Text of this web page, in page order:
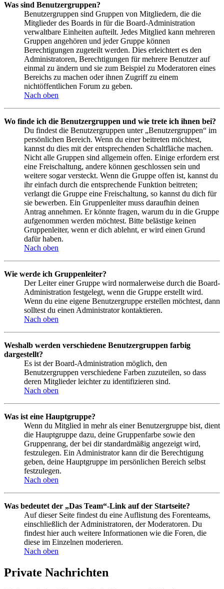
Was sind Benutzergruppen?
Benutzergruppen sind Gruppen von Mitgliedern, die die
Mitglieder des Boards in für die Board-Administration
verwaltbare Einheiten aufteilt. Jedes Mitglied kann mehreren
Gruppen angehören und jeder Gruppe können
Berechtigungen zugeteilt werden. Dies erleichtert es den
Administratoren, Berechtigungen für mehrere Benutzer auf
einmal zu ändern und sie zum Beispiel zu Moderatoren eines
Bereichs zu machen oder ihnen Zugriff zu einem
nichtöffentlichen Forum zu geben.
Nach oben
Wo finde ich die Benutzergruppen und wie trete ich ihnen bei?
Du findest die Benutzergruppen unter „Benutzergruppen“ im
persönlichen Bereich. Wenn du einer beitreten möchtest,
kannst du dies mit der entsprechenden Schaltfläche machen.
Nicht alle Gruppen sind allgemein offen. Einige erfordern erst
eine Freischaltung, andere können geschlossen sein und
weitere sogar versteckt. Wenn die Gruppe offen ist, kannst du
ihr einfach durch die entsprechende Funktion beitreten;
verlangt die Gruppe eine Freischaltung, so kannst du dich für
sie bewerben. Ein Gruppenleiter muss daraufhin deinen
Antrag annehmen. Er könnte fragen, warum du in die Gruppe
aufgenommen werden möchtest. Bitte belästige keinen
Gruppenleiter, wenn er dich ablehnt, er wird einen Grund
dafür haben.
Nach oben
Wie werde ich Gruppenleiter?
Der Leiter einer Gruppe wird normalerweise durch die Board-
Administration festgelegt, wenn die Gruppe erstellt wird.
Wenn du eine eigene Benutzergruppe erstellen möchtest, dann
solltest du einen Administrator kontaktieren.
Nach oben
Weshalb werden verschiedene Benutzergruppen farbig
dargestellt?
Es ist der Board-Administration möglich, den
Benutzergruppen verschiedene Farben zuzuteilen, so dass
deren Mitglieder leichter zu identifizieren sind.
Nach oben
Was ist eine Hauptgruppe?
Wenn du Mitglied in mehr als einer Benutzergruppe bist, dient
die Hauptgruppe dazu, deine Gruppenfarbe sowie den
Gruppenrang, der bei dir standardmäßig angezeigt wird,
festzulegen. Ein Administrator kann dir die Berechtigung
geben, deine Hauptgruppe im persönlichen Bereich selbst
festzulegen.
Nach oben
Was bedeutet der „Das Team“-Link auf der Startseite?
Auf dieser Seite findest du eine Auflistung des Forenteams,
einschließlich der Administratoren, der Moderatoren. Du
findest hier auch weitere Informationen wie die Foren, die
diese im Einzelnen moderieren.
Nach oben
Private Nachrichten